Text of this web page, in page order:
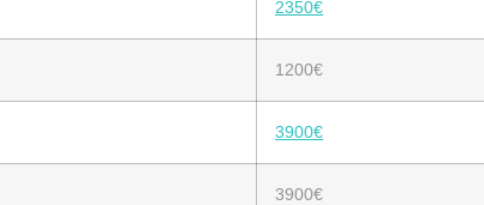
2350€
1200€
3900€
3900€